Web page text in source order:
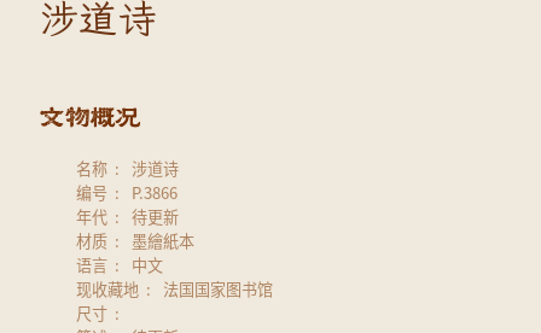
涉道诗
名称
涉道诗
编号
P.3866
年代
待更新
材质
墨繪紙本
语言
中文
现收藏地
法国国家图书馆
尺寸